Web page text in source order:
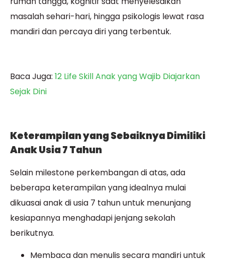
masalah sehari-hari, hingga psikologis lewat rasa
mandiri dan percaya diri yang terbentuk.
Baca Juga: 12 Life Skill Anak yang Wajib Diajarkan
Sejak Dini
Keterampilan yang Sebaiknya Dimiliki
Anak Usia 7 Tahun
Selain milestone perkembangan di atas, ada
beberapa keterampilan yang idealnya mulai
dikuasai anak di usia 7 tahun untuk menunjang
kesiapannya menghadapi jenjang sekolah
berikutnya.
Membaca dan menulis secara mandiri untuk